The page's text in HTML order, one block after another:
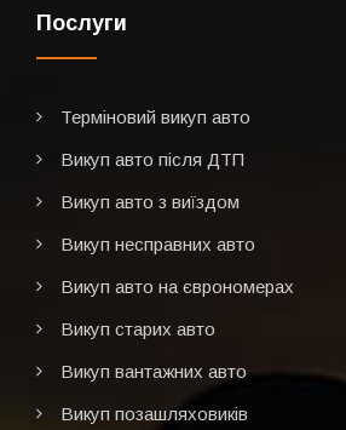
Послуги
Терміновий викуп авто
Викуп авто після ДТП
Викуп авто з виїздом
Викуп несправних авто
Викуп авто на єврономерах
Викуп старих авто
Викуп вантажних авто
Викуп позашляховиків